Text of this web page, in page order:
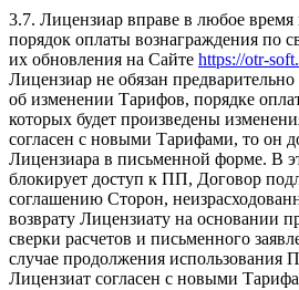
3.7. Лицензиар вправе в любое
порядок оплаты вознаграждения по
их обновления на Сайте https://otr-
Лицензиар не обязан
об изменении Тарифов, порядке
которых будет произведены
согласен с новыми Тарифами, то он
Лицензиара в письменной форме. В
блокирует доступ к ПП, Договор
соглашению Сторон,
возврату Лицензиату на основании
сверки расчетов и письменного
случае продолжения использования
Лицензиат согласен с новыми